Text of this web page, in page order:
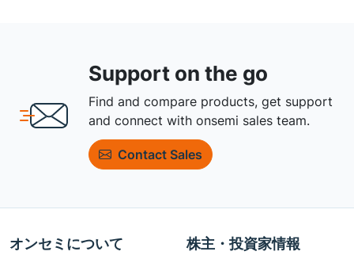
Support on the go
Find and compare products, get support
and connect with onsemi sales team.
Contact Sales
オンセミについて 株主・投資家情報